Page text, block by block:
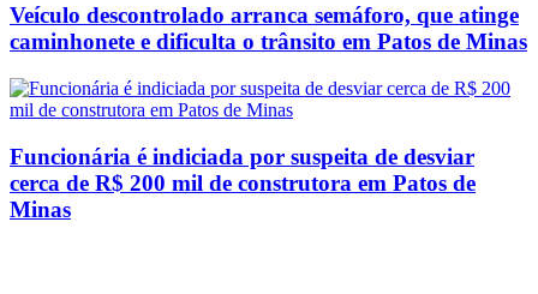
Veículo descontrolado arranca semáforo, que atinge
caminhonete e dificulta o trânsito em Patos de Minas
Funcionária é indiciada por suspeita de desviar
cerca de R$ 200 mil de construtora em Patos de
Minas